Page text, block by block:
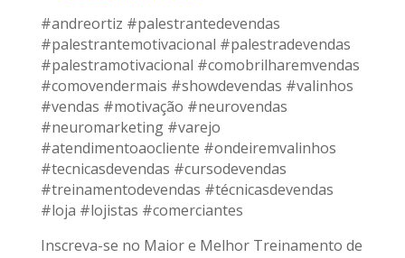
#andreortiz #palestrantedevendas
#palestrantemotivacional #palestradevendas
#palestramotivacional #comobrilharemvendas
#comovendermais #showdevendas #valinhos
#vendas #motivação #neurovendas
#neuromarketing #varejo
#atendimentoaocliente #ondeiremvalinhos
#tecnicasdevendas #cursodevendas
#treinamentodevendas #técnicasdevendas
#loja #lojistas #comerciantes
Inscreva-se no Maior e Melhor Treinamento de